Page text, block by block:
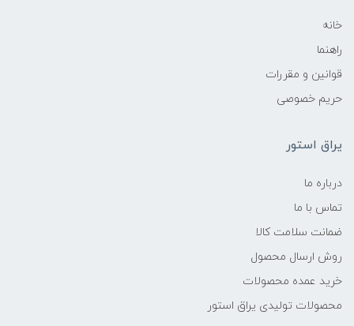
خانه
راهنما
قوانین و مقررات
حریم خصوصی
یراق استور
درباره ما
تماس با ما
ضمانت سلامت کالا
روش ارسال محصول
خرید عمده محصولات
محصولات تولیدی یراق استور